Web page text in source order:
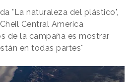
"La naturaleza del plástico",
Central America
de la campaña es mostrar
en todas partes"